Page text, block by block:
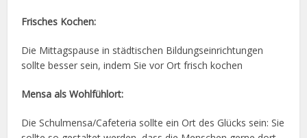
Frisches Kochen:
Die Mittagspause in städtischen Bildungseinrichtungen
sollte besser sein, indem Sie vor Ort frisch kochen
Mensa als Wohlfühlort:
Die Schulmensa/Cafeteria sollte ein Ort des Glücks sein: Sie